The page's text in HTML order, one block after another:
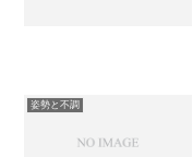
姿勢と不調